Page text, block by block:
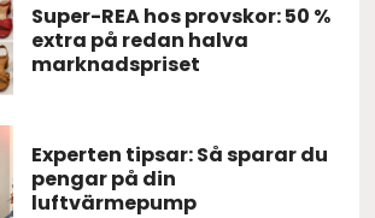
Super-REA hos provskor: 50 %
extra på redan halva
marknadspriset
Experten tipsar: Så sparar du
pengar på din
luftvärmepump